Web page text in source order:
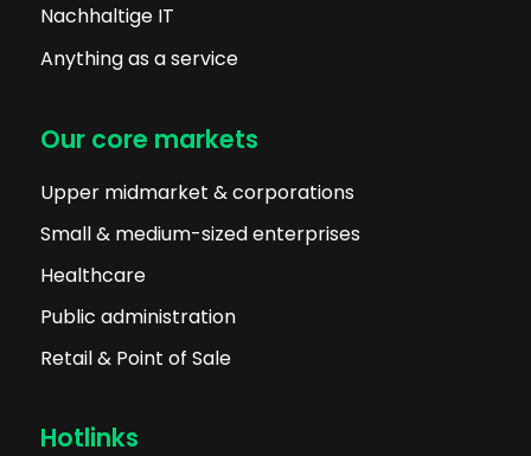
Nachhaltige IT
Anything as a service
Our core markets
Upper midmarket & corporations
Small & medium-sized enterprises
Healthcare
Public administration
Retail & Point of Sale
Hotlinks